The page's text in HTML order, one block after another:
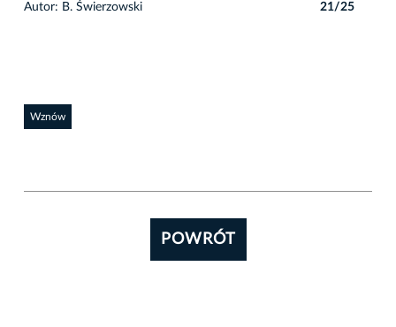
Autor: B. Świerzowski 21/25
Wznów
POWRÓT